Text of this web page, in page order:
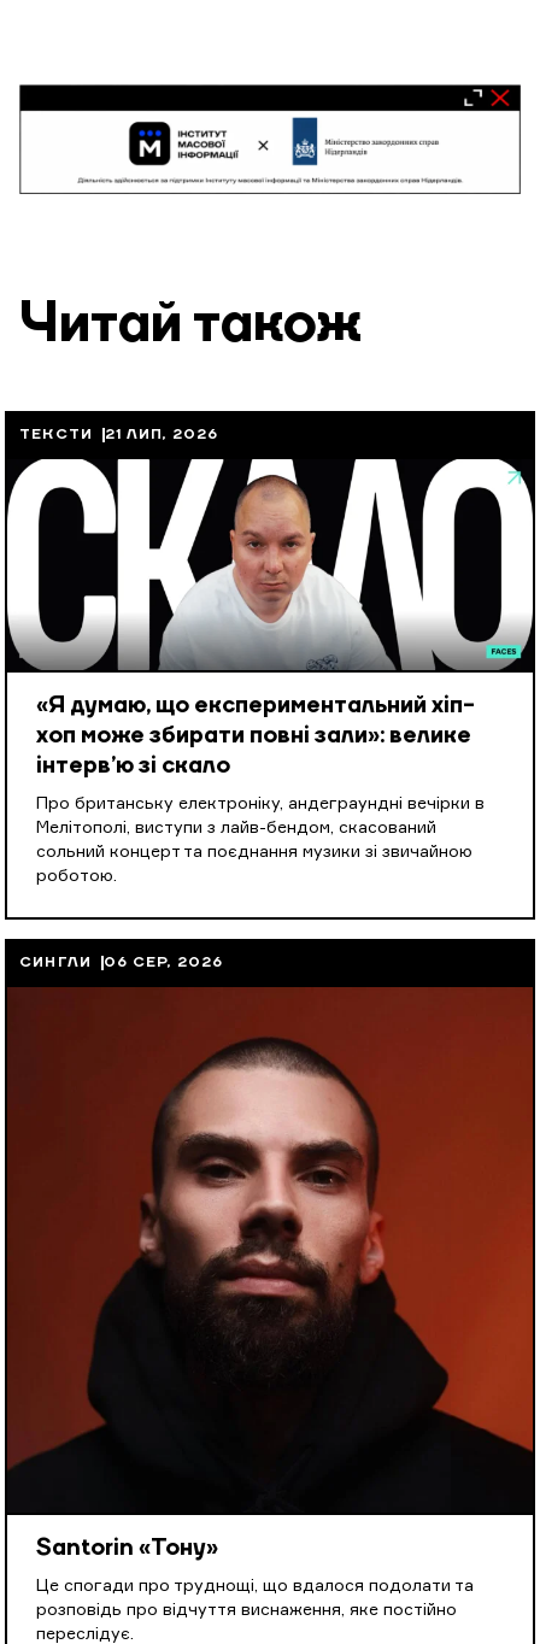
Читай також
ТЕКСТИ 21 ЛИП, 2026
«Я думаю, що експериментальний хіп-
хоп може збирати повні зали»: велике
інтерв’ю зі скало
Про британську електроніку, андеграундні вечірки в
Мелітополі, виступи з лайв-бендом, скасований
сольний концерт та поєднання музики зі звичайною
роботою.
СИНГЛИ 06 СЕР, 2026
Santorin «Тону»
Це спогади про труднощі, що вдалося подолати та
розповідь про відчуття виснаження, яке постійно
переслідує.